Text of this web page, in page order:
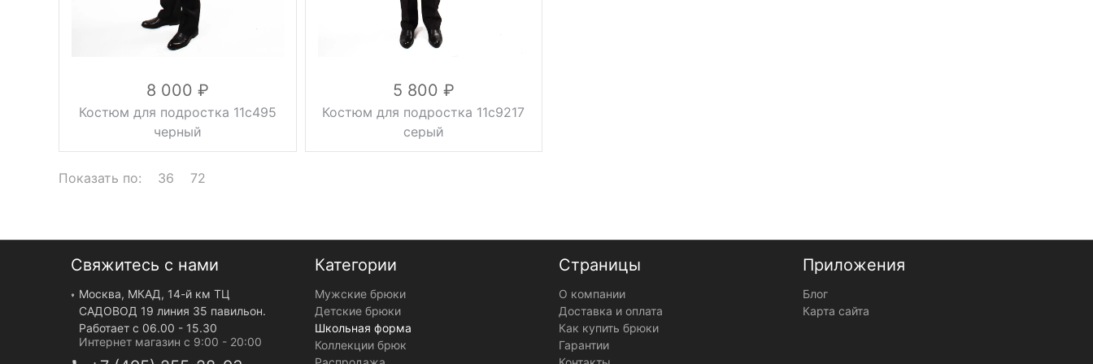
подкладка
100% ПЭС
осень, весна,
демисезонные
Вес, г
2 кг
Цвет
черный
Размер
38, 40, 42, 44,
8 000
Костюм для подростка 11с495
черный
Вес, г
Цвет
Размер
38, 40, 42, 44
вискоза 40%,
5 800
Костюм для подростка 11с9217
серый
Показать по: 36 72
Свяжитесь с нами
Москва, МКАД, 14-й км ТЦ
САДОВОД 19 линия 35 павильон.
Работает с 06.00 - 15.30
Интернет магазин с 9:00 - 20:00
Категории
Мужские брюки
Детские брюки
Школьная форма
Коллекции брюк
Страницы
О компании
Доставка и оплата
Как купить брюки
Гарантии
Приложения
Блог
Карта сайта